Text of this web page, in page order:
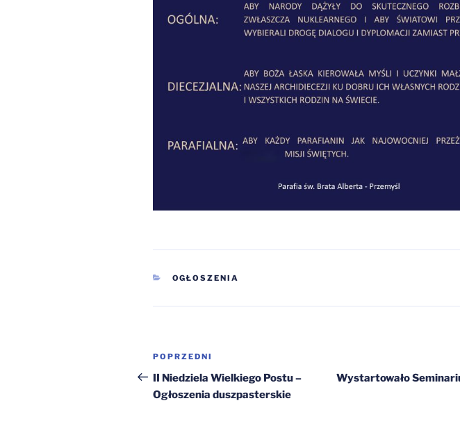
KATEGORIE
OGŁOSZENIA
Nawigacja
wpisu
Poprzedni
wpis
POPRZEDNI
II Niedziela Wielkiego Postu –
Ogłoszenia duszpasterskie
Wystartowało